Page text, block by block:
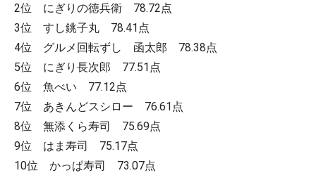
2位 にぎりの徳兵衛 78.72点
3位 すし銚子丸 78.41点
4位 グルメ回転ずし 函太郎 78.38点
5位 にぎり長次郎 77.51点
6位 魚べい 77.12点
7位 あきんどスシロー 76.61点
8位 無添くら寿司 75.69点
9位 はま寿司 75.17点
10位 かっぱ寿司 73.07点